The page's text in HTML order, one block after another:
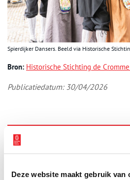
Deze website maakt gebruik van
Spierdijker Dansers. Beeld via Historische
Bron: Historische Stichting de
Publicatiedatum: 30/04/2026
Ontvang de nieuwsbrief
laatste erfgoednieuws? Schrijf u